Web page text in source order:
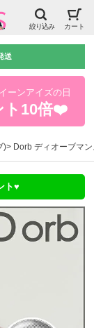
絞り込み カート
送
ーンアイズの日
ト10倍❤️
) Dorb ディオーブマ
ト♥